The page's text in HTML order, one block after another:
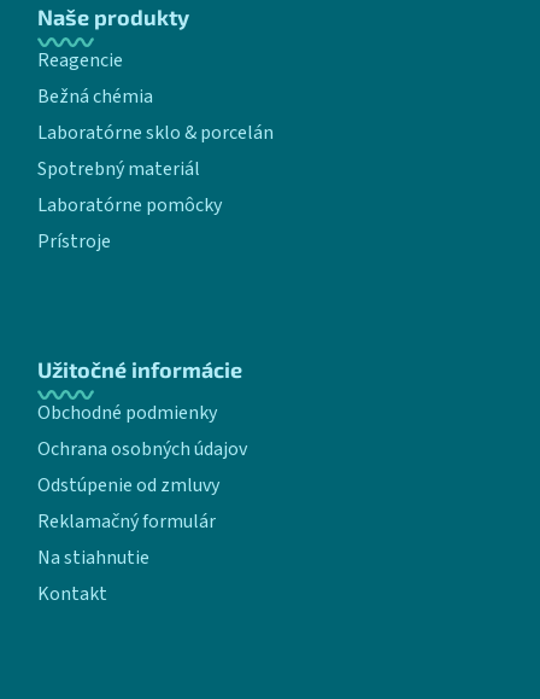
Naše produkty
Reagencie
Bežná chémia
Laboratórne sklo & porcelán
Spotrebný materiál
Laboratórne pomôcky
Prístroje
Užitočné informácie
Obchodné podmienky
Ochrana osobných údajov
Odstúpenie od zmluvy
Reklamačný formulár
Na stiahnutie
Kontakt